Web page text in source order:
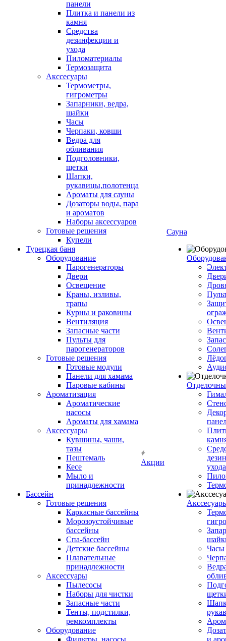
панели
Плитка и панели из
камня
Средства
дезинфекции и
ухода
Пиломатериалы
Термозащита
Аксcесуары
Термометры,
гигрометры
Запарники, ведра,
шайки
Часы
Черпаки, ковши
Ведра для
обливания
Подголовники,
щетки
Шапки,
рукавицы,полотенца
Ароматы для сауны
Дозаторы воды, пара
и ароматов
Наборы аксессуаров
Готовые решения
Купели
Турецкая баня
Оборудование
Парогенераторы
Двери
Освещение
Краны, изливы,
трапы
Курны и раковины
Вентиляция
Запасные части
Пульты для
парогенераторов
Готовые решения
Готовые модули
Панели для хамама
Паровые кабины
Ароматизация
Ароматические
насосы
Ароматы для хамама
Аксессуары
Кувшины, чаши,
тазы
Пештемаль
Кесе
Мыло и
принадлежности
Бассейн
Готовые решения
Каркасные бассейны
Морозоустойчивые
бассейны
Спа-бассейн
Детские бассейны
Плавательные
принадлежности
Аксессуары
Пылесосы
Наборы для чистки
Запасные части
Тенты, подстилки,
ремкомплекты
Оборудование
Фильтры, насосы
Акции
Сауна
ухода
Часы
и